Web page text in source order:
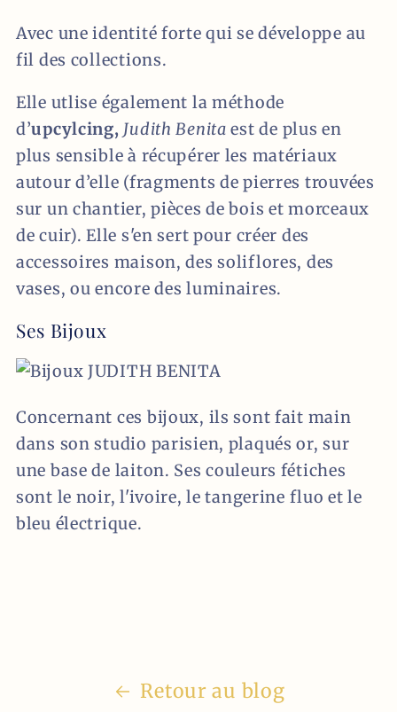
Avec une identité forte qui se développe au
fil des collections.
Elle utlise également la méthode
d’upcylcing, Judith Benita est de plus en
plus sensible à récupérer les matériaux
autour d’elle (fragments de pierres trouvées
sur un chantier, pièces de bois et morceaux
de cuir). Elle s'en sert pour créer des
accessoires maison, des soliflores, des
vases, ou encore des luminaires.
Ses Bijoux
Concernant ces bijoux, ils sont fait main
dans son studio parisien, plaqués or, sur
une base de laiton. Ses couleurs fétiches
sont le noir, l'ivoire, le tangerine fluo et le
bleu électrique.
Retour au blog